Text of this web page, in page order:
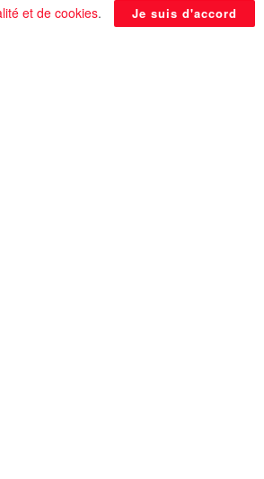
générale égyptienne pour
et de cookies. Je suis d'accord